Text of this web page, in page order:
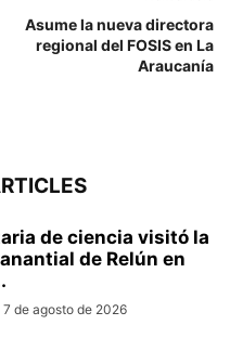
Asume la nueva directora
regional del FOSIS en La
Araucanía
de ciencia visitó la
de Relún en
7 de agosto de 2026